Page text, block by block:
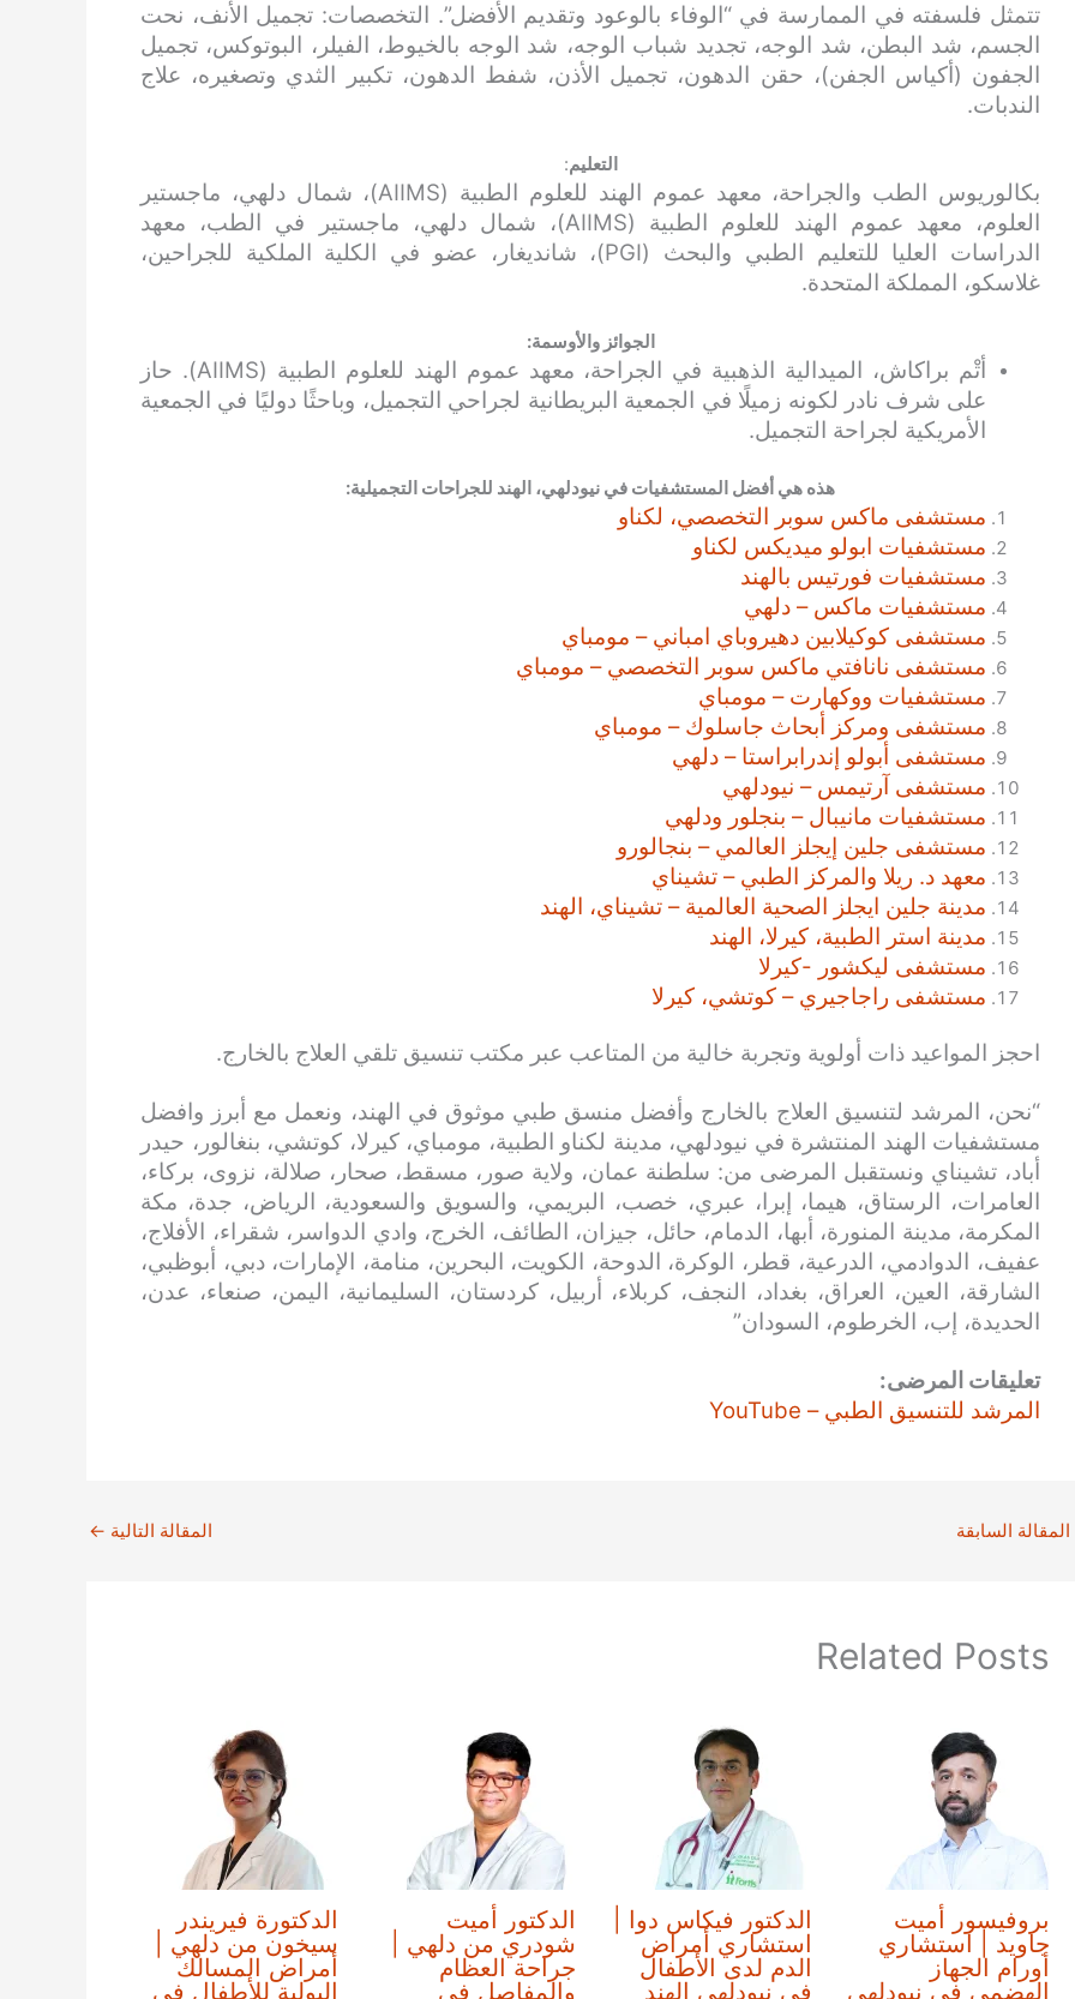
تتمثل فلسفته في الممارسة في “الوفاء بالوعود وتقديم الأفضل”. التخصصات: تجميل الأنف، نحت
الجسم، شد البطن، شد الوجه، تجديد شباب الوجه، شد الوجه بالخيوط، الفيلر، البوتوكس، تجميل
الجفون (أكياس الجفن)، حقن الدهون، تجميل الأذن، شفط الدهون، تكبير الثدي وتصغيره، علاج
الندبات.
التعليم:
بكالوريوس الطب والجراحة، معهد عموم الهند للعلوم الطبية (AIIMS)، شمال دلهي، ماجستير
العلوم، معهد عموم الهند للعلوم الطبية (AIIMS)، شمال دلهي، ماجستير في الطب، معهد
الدراسات العليا للتعليم الطبي والبحث (PGI)، شانديغار، عضو في الكلية الملكية للجراحين،
غلاسكو، المملكة المتحدة.
الجوائز والأوسمة:
أتْم براكاش، الميدالية الذهبية في الجراحة، معهد عموم الهند للعلوم الطبية (AIIMS). حاز
على شرف نادر لكونه زميلًا في الجمعية البريطانية لجراحي التجميل، وباحثًا دوليًا في الجمعية
الأمريكية لجراحة التجميل.
هذه هي أفضل المستشفيات في نيودلهي، الهند للجراحات التجميلية:
مستشفى ماكس سوبر التخصصي، لكناو
مستشفيات ابولو ميديكس لكناو
مستشفيات فورتيس بالهند
مستشفيات ماكس – دلهي
مستشفى كوكيلابين دهيروباي امباني – مومباي
مستشفى نانافتي ماكس سوبر التخصصي – مومباي
مستشفيات ووكهارت – مومباي
مستشفى ومركز أبحاث جاسلوك – مومباي
مستشفى أبولو إندرابراستا – دلهي
مستشفى آرتيمس – نيودلهي
مستشفيات مانيبال – بنجلور ودلهي
مستشفى جلين إيجلز العالمي – بنجالورو
معهد د. ريلا والمركز الطبي – تشيناي
مدينة جلين ايجلز الصحية العالمية – تشيناي، الهند
مدينة استر الطبية، كيرلا، الهند
مستشفى ليكشور -كيرلا
مستشفى راجاجيري – كوتشي، كيرلا
احجز المواعيد ذات أولوية وتجربة خالية من المتاعب عبر مكتب تنسيق تلقي العلاج بالخارج.
“نحن، المرشد لتنسيق العلاج بالخارج وأفضل منسق طبي موثوق في الهند، ونعمل مع أبرز وافضل
مستشفيات الهند المنتشرة في نيودلهي، مدينة لكناو الطبية، مومباي، كيرلا، كوتشي، بنغالور، حيدر
أباد، تشيناي ونستقبل المرضى من: سلطنة عمان، ولاية صور، مسقط، صحار، صلالة، نزوى، بركاء،
العامرات، الرستاق، هيما، إبرا، عبري، خصب، البريمي، والسويق والسعودية، الرياض، جدة، مكة
المكرمة، مدينة المنورة، أبها، الدمام، حائل، جيزان، الطائف، الخرج، وادي الدواسر، شقراء، الأفلاج،
عفيف، الدوادمي، الدرعية، قطر، الوكرة، الدوحة، الكويت، البحرين، منامة، الإمارات، دبي، أبوظبي،
الشارقة، العين، العراق، بغداد، النجف، كربلاء، أربيل، كردستان، السليمانية، اليمن، صنعاء، عدن،
الحديدة، إب، الخرطوم، السودان”
تعليقات المرضى:
المرشد للتنسيق الطبي – YouTube
المقالة السابقة المقالة التالية ←
Related Posts
بروفيسور أميت
جاويد | استشاري
أورام الجهاز
الهضمي في نيودلهي
الدكتور فيكاس دوا |
استشاري أمراض
الدم لدى الأطفال
في نيودلهي الهند
الدكتور أميت
شودري من دلهي |
جراحة العظام
والمفاصل في
الدكتورة فيريندر
سيخون من دلهي |
أمراض المسالك
البولية للأطفال في